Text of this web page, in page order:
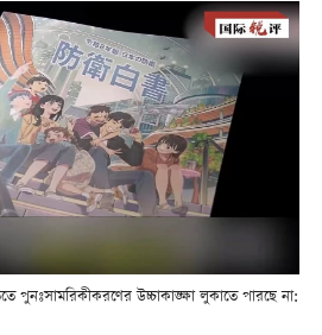
পুনঃসামরিকীকরণের উচ্চাকাঙ্ক্ষা লুকাতে পারছে না: